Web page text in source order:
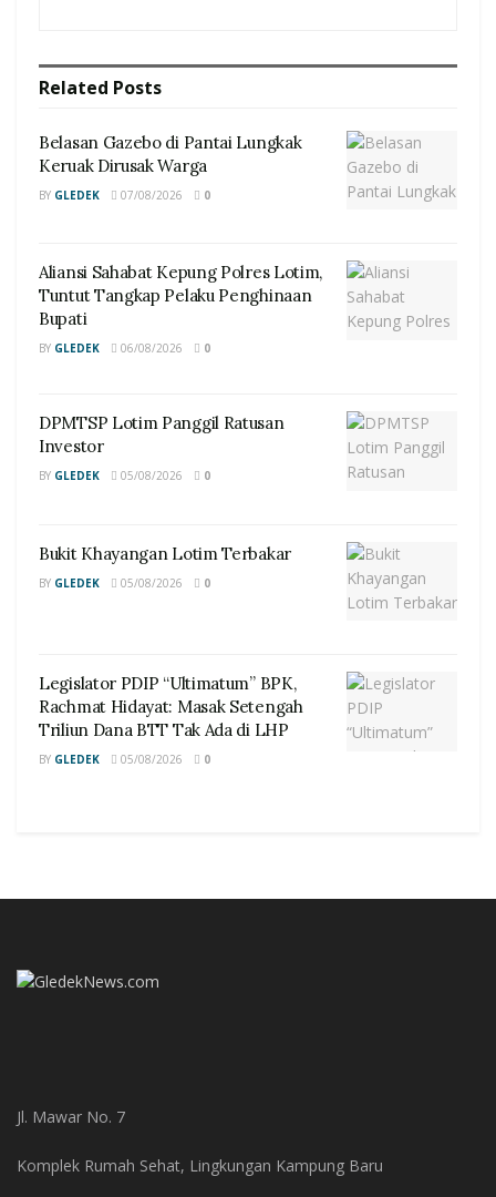
Related Posts
Belasan Gazebo di Pantai Lungkak
Keruak Dirusak Warga
BY GLEDEK 07/08/2026 0
Aliansi Sahabat Kepung Polres Lotim,
Tuntut Tangkap Pelaku Penghinaan
Bupati
BY GLEDEK 06/08/2026 0
DPMTSP Lotim Panggil Ratusan
Investor
BY GLEDEK 05/08/2026 0
Bukit Khayangan Lotim Terbakar
BY GLEDEK 05/08/2026 0
Legislator PDIP “Ultimatum” BPK,
Rachmat Hidayat: Masak Setengah
Triliun Dana BTT Tak Ada di LHP
BY GLEDEK 05/08/2026 0
Jl. Mawar No. 7
Komplek Rumah Sehat, Lingkungan Kampung Baru